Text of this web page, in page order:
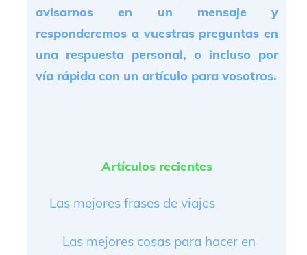
avisarnos en un mensaje y
responderemos a vuestras preguntas en
una respuesta personal, o incluso por
vía rápida con un artículo para vosotros.
Artículos recientes
Las mejores frases de viajes
Las mejores cosas para hacer en